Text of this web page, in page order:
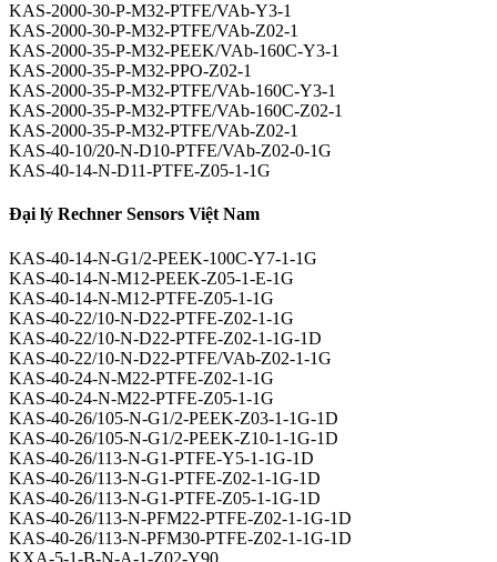
KAS-2000-30-P-M32-PTFE/VAb-Y3-1
KAS-2000-30-P-M32-PTFE/VAb-Z02-1
KAS-2000-35-P-M32-PEEK/VAb-160C-Y3-1
KAS-2000-35-P-M32-PPO-Z02-1
KAS-2000-35-P-M32-PTFE/VAb-160C-Y3-1
KAS-2000-35-P-M32-PTFE/VAb-160C-Z02-1
KAS-2000-35-P-M32-PTFE/VAb-Z02-1
KAS-40-10/20-N-D10-PTFE/VAb-Z02-0-1G
KAS-40-14-N-D11-PTFE-Z05-1-1G
Đại lý Rechner Sensors Việt Nam
KAS-40-14-N-G1/2-PEEK-100C-Y7-1-1G
KAS-40-14-N-M12-PEEK-Z05-1-E-1G
KAS-40-14-N-M12-PTFE-Z05-1-1G
KAS-40-22/10-N-D22-PTFE-Z02-1-1G
KAS-40-22/10-N-D22-PTFE-Z02-1-1G-1D
KAS-40-22/10-N-D22-PTFE/VAb-Z02-1-1G
KAS-40-24-N-M22-PTFE-Z02-1-1G
KAS-40-24-N-M22-PTFE-Z05-1-1G
KAS-40-26/105-N-G1/2-PEEK-Z03-1-1G-1D
KAS-40-26/105-N-G1/2-PEEK-Z10-1-1G-1D
KAS-40-26/113-N-G1-PTFE-Y5-1-1G-1D
KAS-40-26/113-N-G1-PTFE-Z02-1-1G-1D
KAS-40-26/113-N-G1-PTFE-Z05-1-1G-1D
KAS-40-26/113-N-PFM22-PTFE-Z02-1-1G-1D
KAS-40-26/113-N-PFM30-PTFE-Z02-1-1G-1D
KXA-5-1-B-N-A-1-Z02-Y90